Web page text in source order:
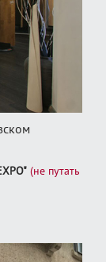
(не путать